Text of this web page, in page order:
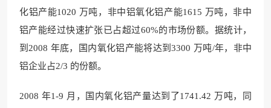
化铝产能1020 万吨，非中铝氧化铝产能1615 万吨，非中
铝产能经过快速扩张已占超过60%的市场份额。据统计，
到2008 年底，国内氧化铝产能将达到3300 万吨/年，非中
铝企业占2/3 的份额。
2008 年1-9 月，国内氧化铝产量达到了1741.42 万吨，同